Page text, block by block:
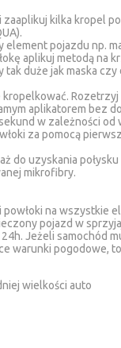
kilka kropel
element pojazdu np.
aplikuj metodą na
tak duże jak maska
kropelkować.
aplikatorem bez
w zależności od
za pomocą
do uzyskania
mikrofibry.
na wszystkie
pojazd w
Jeżeli samochód
warunki pogodowe,
wielkości auto